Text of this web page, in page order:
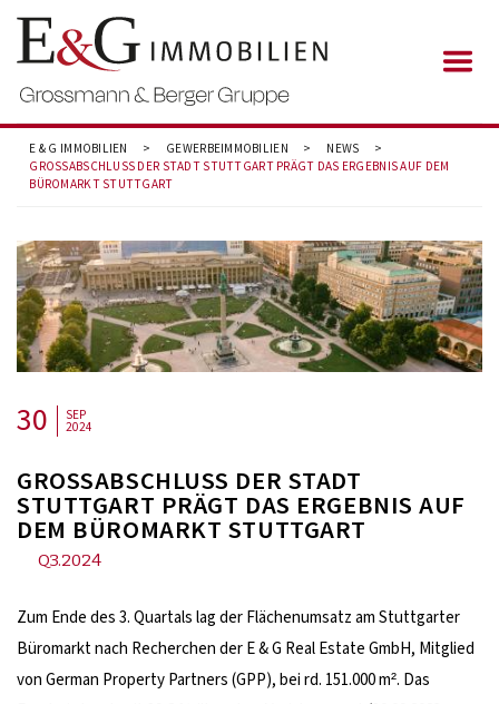
E & G IMMOBILIEN > GEWERBEIMMOBILIEN > NEWS
>
GROSSABSCHLUSS DER STADT STUTTGART PRÄGT DAS ERGEBNIS AUF DEM B
ÜROMARKT STUTTGART
30 SEP
2024
GROSSABSCHLUSS DER STADT S
TUTTGART PRÄGT DAS ERGEBNIS AUF D
EM BÜROMARKT STUTTGART
Q3.2024
Zum Ende des 3. Quartals lag der Flächenumsatz am Stuttgarter
Büromarkt nach Recherchen der E & G Real Estate GmbH, Mitglied
von German Property Partners (GPP), bei rd. 151.000 m². Das